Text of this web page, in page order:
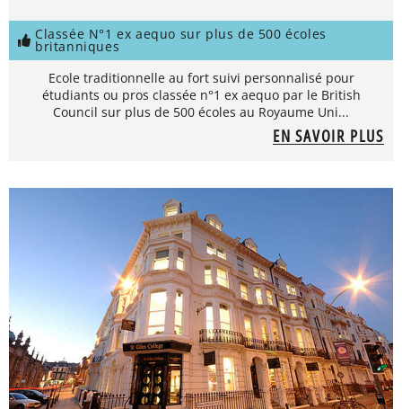
Classée N°1 ex aequo sur plus de 500 écoles
britanniques
Ecole traditionnelle au fort suivi personnalisé pour
étudiants ou pros classée n°1 ex aequo par le British
Council sur plus de 500 écoles au Royaume Uni...
EN SAVOIR PLUS